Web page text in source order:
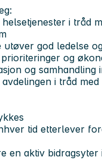
i tråd
god ledelse
og
og samhandling
i tråd med
tid etterlever
en aktiv